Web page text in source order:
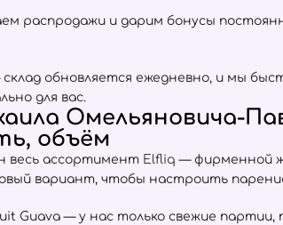
распродажи и дарим бонусы
обновляется ежедневно, и мы
для вас.
Омельяновича-
объём
весь ассортимент Elfliq — фирменной
вариант, чтобы настроить
Guava — у нас только свежие партии,